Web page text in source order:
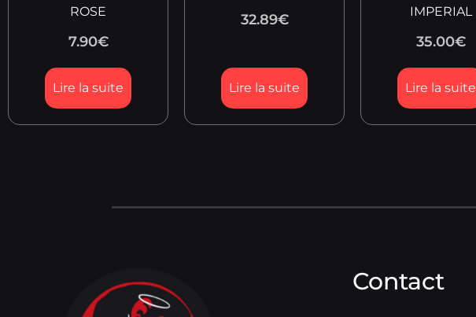
ROSE
7.90€
Lire la suite
32.89€
Lire la suite
IMPERIAL
35.00€
Lire la suite
Contact